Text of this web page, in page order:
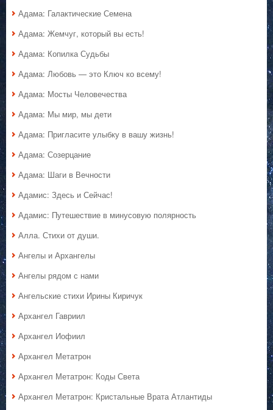
Адама: Галактические Семена
Адама: Жемчуг, который вы есть!
Адама: Копилка Судьбы
Адама: Любовь — это Ключ ко всему!
Адама: Мосты Человечества
Адама: Мы мир, мы дети
Адама: Пригласите улыбку в вашу жизнь!
Адама: Созерцание
Адама: Шаги в Вечности
Адамис: Здесь и Сейчас!
Адамис: Путешествие в минусовую полярность
Алла. Стихи от души.
Ангелы и Архангелы
Ангелы рядом с нами
Ангельские стихи Ирины Киричук
Архангел Гавриил
Архангел Иофиил
Архангел Метатрон
Архангел Метатрон: Коды Света
Архангел Метатрон: Кристальные Врата Атлантиды